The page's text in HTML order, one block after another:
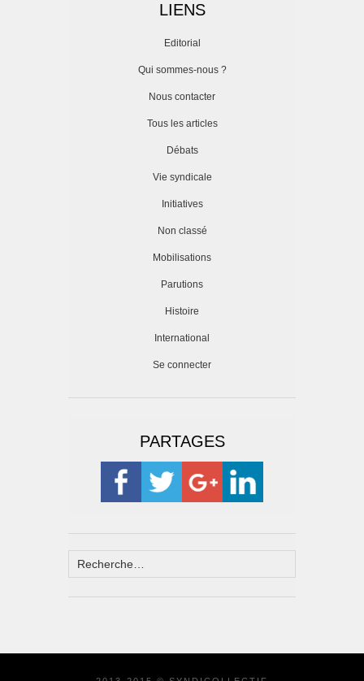
LIENS
Editorial
Qui sommes-nous ?
Nous contacter
Tous les articles
Débats
Vie syndicale
Initiatives
Non classé
Mobilisations
Parutions
Histoire
International
Se connecter
PARTAGES